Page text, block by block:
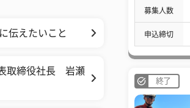
伝えたいこと
取締役社長 岩瀬
募集人数
申込締切
終了